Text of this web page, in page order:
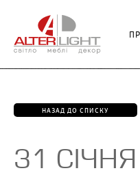
НАЗАД ДО СПИСКУ
31